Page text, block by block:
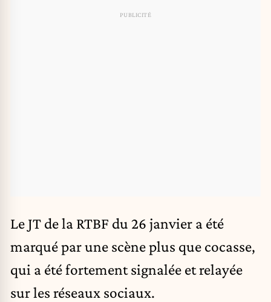
Le JT de la RTBF du 26 janvier a été
marqué par une scène plus que cocasse,
qui a été fortement signalée et relayée
sur les réseaux sociaux.